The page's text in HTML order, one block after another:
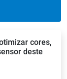
cores,
deste